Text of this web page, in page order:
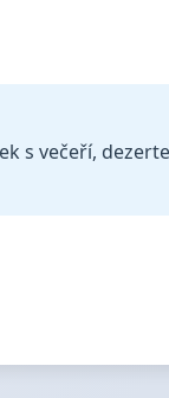
s večeří,